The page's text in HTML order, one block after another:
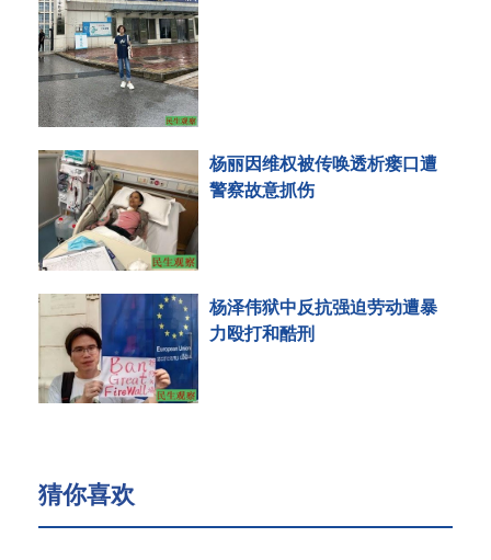
杨丽因维权被传唤透析瘘口遭
警察故意抓伤
杨泽伟狱中反抗强迫劳动遭暴
力殴打和酷刑
猜你喜欢